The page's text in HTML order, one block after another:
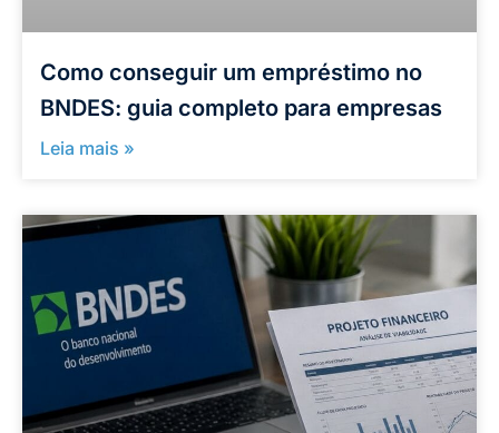
Como conseguir um empréstimo no
BNDES: guia completo para empresas
Leia mais »